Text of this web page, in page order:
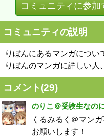
コミュニティに参加
コミュニティの説明
りぼんにあるマンガについ
りぼんのマンガに詳しい人
コメント(29)
のりこ＠受験生なの
くるみるく＠マン
お願いします！